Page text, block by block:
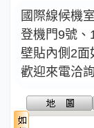
國際線候機
登機門9號、
壁貼內側2面
歡迎來電洽詢